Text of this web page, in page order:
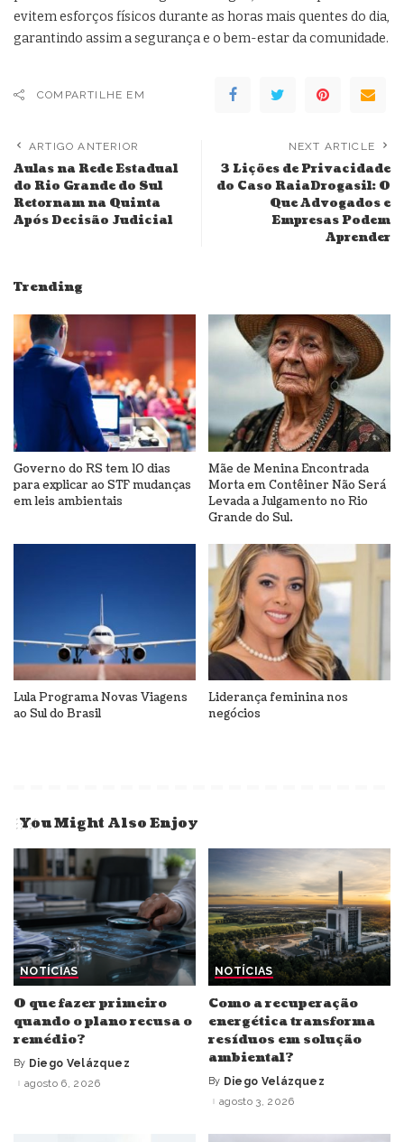
evitem esforços físicos durante as horas mais quentes do dia,
garantindo assim a segurança e o bem-estar da comunidade.
COMPARTILHE EM
ARTIGO ANTERIOR
Aulas na Rede Estadual
do Rio Grande do Sul
Retornam na Quinta
Após Decisão Judicial
NEXT ARTICLE
3 Lições de Privacidade
do Caso RaiaDrogasil: O
Que Advogados e
Empresas Podem
Aprender
Trending
Governo do RS tem 10 dias
para explicar ao STF mudanças
em leis ambientais
Mãe de Menina Encontrada
Morta em Contêiner Não Será
Levada a Julgamento no Rio
Grande do Sul.
Lula Programa Novas Viagens
ao Sul do Brasil
Liderança feminina nos
negócios
You Might Also Enjoy
NOTÍCIAS
O que fazer primeiro
quando o plano recusa o
remédio?
Posted
by
By Diego Velázquez
agosto 6, 2026
NOTÍCIAS
Como a recuperação
energética transforma
resíduos em solução
ambiental?
Posted
by
By Diego Velázquez
agosto 3, 2026